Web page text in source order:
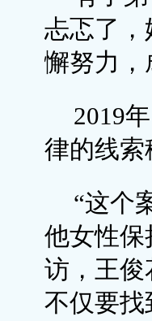
忐忑了
懈努力，
2019
律的线
“这个
他女性保
访，王俊
不仅要